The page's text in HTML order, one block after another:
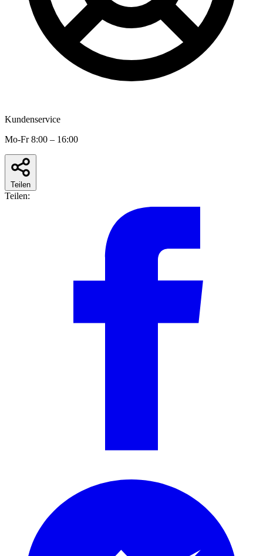
Kundenservice
Mo-Fr 8:00 – 16:00
Teilen
Teilen: